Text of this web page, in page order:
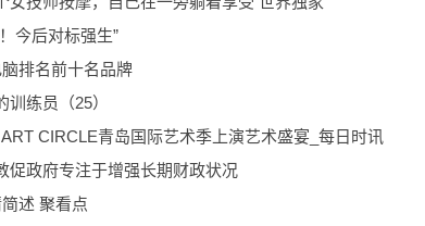
今后对标强生”
排名前十名品牌
练员（25）
CIRCLE青岛国际艺术季上演艺术盛宴_每日时讯
促政府专注于增强长期财政状况
述 聚看点